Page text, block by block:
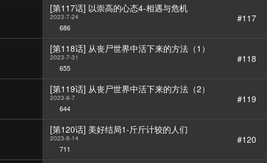
[第117话] 以崇高的心态4-相遇与危机
2023-7-24
686
#117
[第118话] 从丧尸世界中活下来的方法（1）
2023-7-31
655
#118
[第119话] 从丧尸世界中活下来的方法（2）
2023-8-7
644
#119
[第120话] 美好结局1-斤斤计较的人们
2023-8-14
711
#120